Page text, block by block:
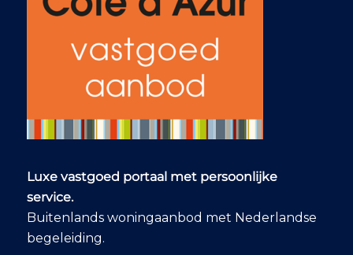
them in detail, they
years passed by, I
picked the phone to
speak to Abé again,
it was just as if it
was yesterday, we
narrowed version of
this wonderful
property that ticked
all the boxes, we
met Sophie his
daughter, this really
is a family affair, just
Luxe vastgoed portaal met persoonlijke
service.
Buitenlands woningaanbod met Nederlandse
begeleiding.